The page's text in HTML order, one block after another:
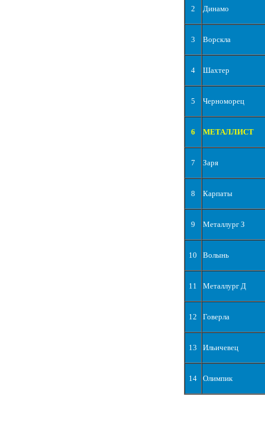
2 Динамо
3 Ворскла
4 Шахтер
5 Черноморец
6 МЕТАЛЛИСТ
7 Заря
8 Карпаты
9 Металлург З
10 Волынь
11 Металлург Д
12 Говерла
13 Ильичевец
14 Олимпик